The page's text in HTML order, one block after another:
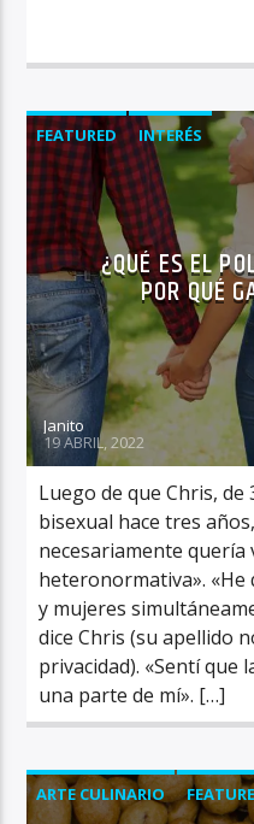
FEATURED INTERÉS
¿QUÉ ES EL
POR QUÉ
Janito
19 ABRIL, 2022
Luego de que Chris, de
bisexual hace tres
necesariamente quería
heteronormativa».
y mujeres
dice Chris (su apellido
privacidad). «Sentí que
una parte de mí». […]
ARTE CULINARIO